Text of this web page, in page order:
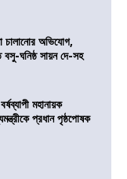
চালানোর অভিযোগ,
ঘনিষ্ঠ সায়ন দে-সহ
মহানায়ক
প্রধান পৃষ্ঠপোষক